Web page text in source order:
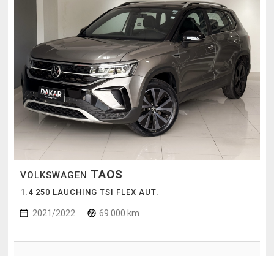
VOLKSWAGEN TAOS
1.4 250 LAUCHING TSI FLEX AUT.
2021/2022 69.000 km